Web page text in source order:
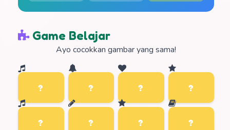
Game Belajar
Ayo cocokkan gambar yang sama!